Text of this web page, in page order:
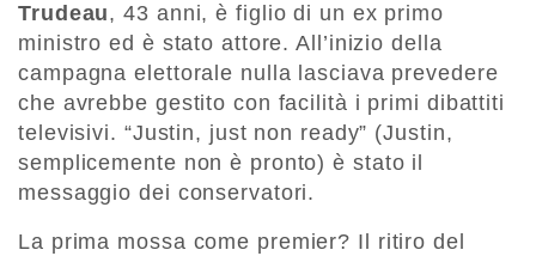
Trudeau, 43 anni, è figlio di un ex primo
ministro ed è stato attore. All’inizio della
campagna elettorale nulla lasciava prevedere
che avrebbe gestito con facilità i primi dibattiti
televisivi. “Justin, just non ready” (Justin,
semplicemente non è pronto) è stato il
messaggio dei conservatori.
La prima mossa come premier? Il ritiro del